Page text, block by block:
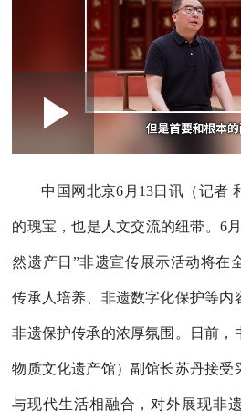
Play
Video
中国网北京6月13日讯（记者
的瑰宝，也是人文交流的纽带。6
然遗产日”非遗宣传展示活动将在
传承人培养、非遗数字化保护等内
非遗保护传承的浓厚氛围。日前，
物质文化遗产馆）副馆长苏丹接受
与现代生活相融合，对外展现非